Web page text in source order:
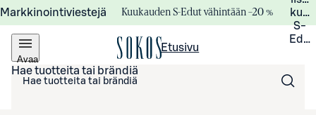
Markkinointiviestejä Kuukauden S-Edut vähintään –20 %
S-
Avaa
valikko
Etusivu
Hae tuotteita tai brändiä